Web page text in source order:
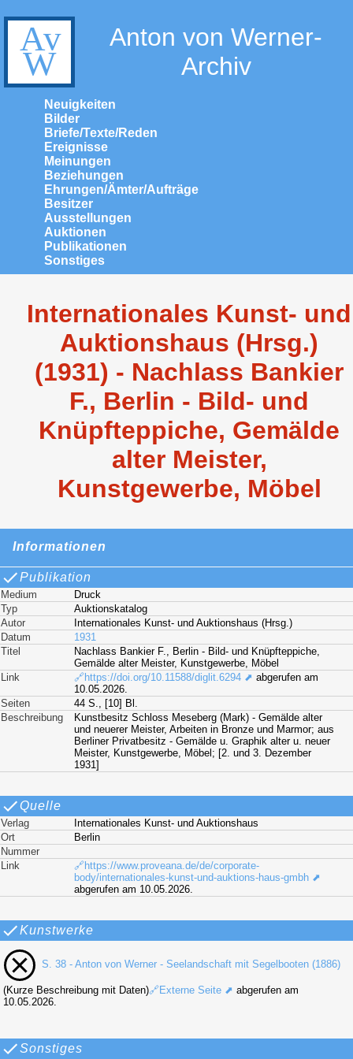
Anton von Werner-
Archiv
Neuigkeiten
Bilder
Briefe/Texte/Reden
Ereignisse
Meinungen
Beziehungen
Ehrungen/Ämter/Aufträge
Besitzer
Ausstellungen
Auktionen
Publikationen
Sonstiges
Internationales Kunst- und
Auktionshaus (Hrsg.)
(1931) - Nachlass Bankier
F., Berlin - Bild- und
Knüpfteppiche, Gemälde
alter Meister,
Kunstgewerbe, Möbel
Informationen
Publikation
Medium
Druck
Typ
Auktionskatalog
Autor
Internationales Kunst- und Auktionshaus (Hrsg.)
Datum
1931
Titel
Nachlass Bankier F., Berlin - Bild- und Knüpfteppiche,
Gemälde alter Meister, Kunstgewerbe, Möbel
Link
🔗https://doi.org/10.11588/diglit.6294 ⬈ abgerufen am
10.05.2026.
Seiten
44 S., [10] Bl.
Beschreibung
Kunstbesitz Schloss Meseberg (Mark) - Gemälde alter
und neuerer Meister, Arbeiten in Bronze und Marmor; aus
Berliner Privatbesitz - Gemälde u. Graphik alter u. neuer
Meister, Kunstgewerbe, Möbel; [2. und 3. Dezember
1931]
Quelle
Verlag
Internationales Kunst- und Auktionshaus
Ort
Berlin
Nummer
Link
🔗https://www.proveana.de/de/corporate-
body/internationales-kunst-und-auktions-haus-gmbh ⬈
abgerufen am 10.05.2026.
Kunstwerke
S. 38 - Anton von Werner - Seelandschaft mit Segelbooten (1886)
(Kurze Beschreibung mit Daten)🔗Externe Seite ⬈ abgerufen am
10.05.2026.
Sonstiges